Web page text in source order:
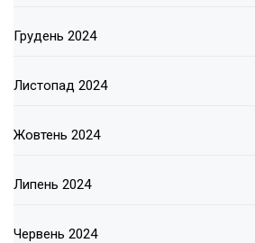
Грудень 2024
Листопад 2024
Жовтень 2024
Липень 2024
Червень 2024